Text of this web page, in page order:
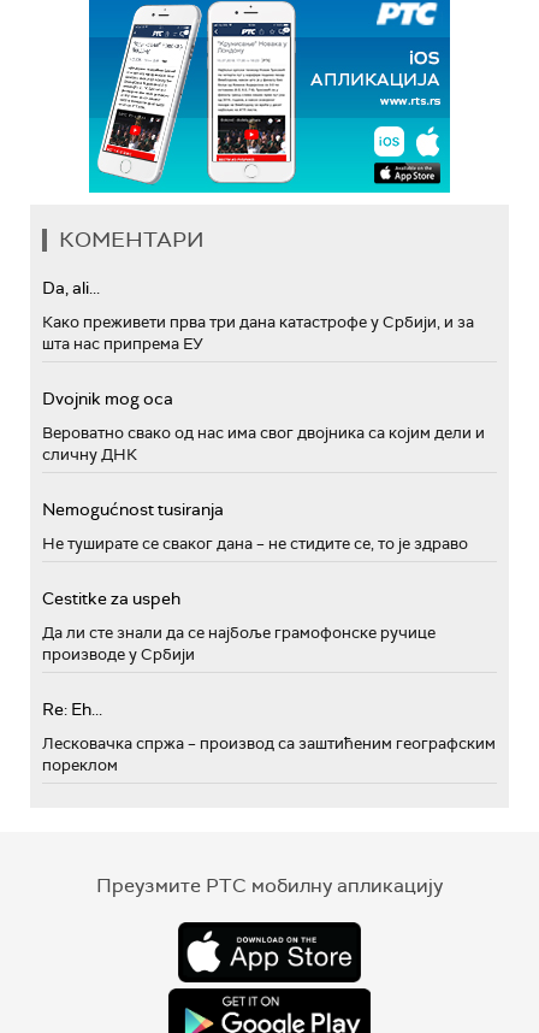
КОМЕНТАРИ
Da, ali...
Како преживети прва три дана катастрофе у Србији, и за
шта нас припрема ЕУ
Dvojnik mog oca
Вероватно свако од нас има свог двојника са којим дели и
сличну ДНК
Nemogućnost tusiranja
Не туширате се сваког дана – не стидите се, то је здраво
Cestitke za uspeh
Да ли сте знали да се најбоље грамофонске ручице
производе у Србији
Re: Eh...
Лесковачка спржа – производ са заштићеним географским
пореклом
Преузмите РТС мобилну апликацију